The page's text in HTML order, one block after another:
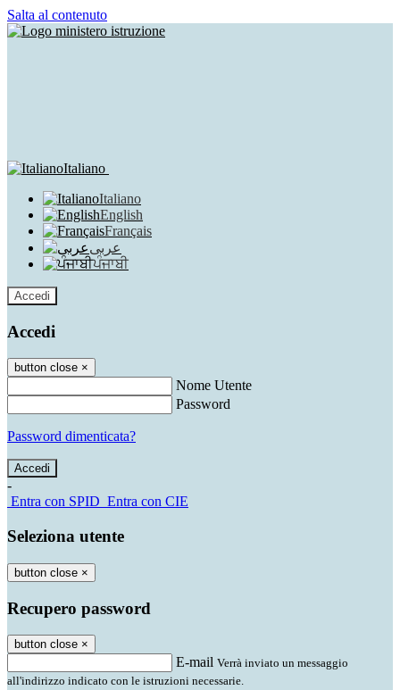
Salta al contenuto
Italiano
Italiano
English
Français
عربى
ਪੰਜਾਬੀ
Accedi
Accedi
button close ×
Nome Utente
Password
Password dimenticata?
-
Entra con SPID Entra con CIE
Seleziona utente
button close ×
Recupero password
button close ×
E-mail Verrà inviato un messaggio
all'indirizzo indicato con le istruzioni necessarie.